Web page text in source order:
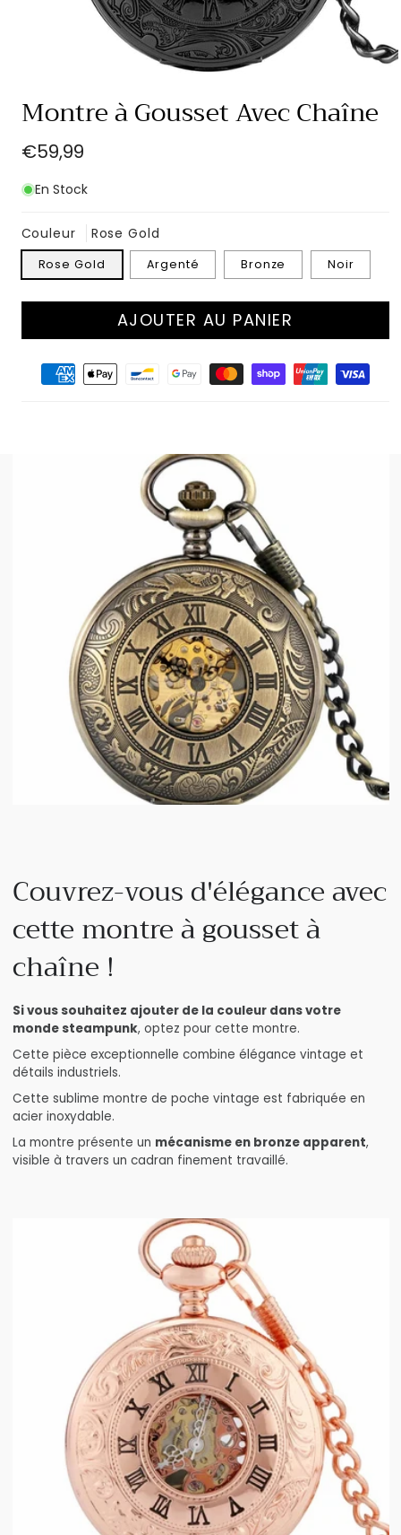
média
1
une
Montre à Gousset Avec Chaîne
Prix
€59,99
En Stock
Couleur Rose Gold
Rose Gold Argenté Bronze Noir
AJOUTER AU PANIER
Moyens
Couvrez-vous d'élégance avec
cette montre à gousset à
chaîne !
Si vous souhaitez ajouter de la couleur dans votre
monde steampunk, optez pour cette montre.
Cette pièce exceptionnelle combine élégance vintage et
détails industriels.
Cette sublime montre de poche vintage est fabriquée en
acier inoxydable.
La montre présente un mécanisme en bronze apparent,
visible à travers un cadran finement travaillé.